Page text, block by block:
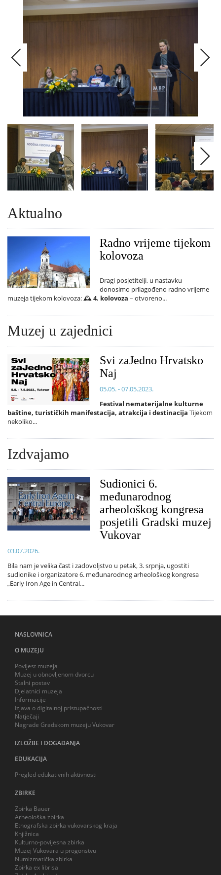
Aktualno
Radno vrijeme tijekom
kolovoza
Dragi posjetitelji, u nastavku
donosimo prilagođeno radno vrijeme
muzeja tijekom kolovoza: 🕰️4. kolovoza – otvoreno...
Muzej u zajednici
Svi zaJedno Hrvatsko
Naj
05.05. - 07.05.2023.
Festival nematerijalne kulturne
baštine, turističkih manifestacija, atrakcija i destinacija Tijekom
nekoliko...
Izdvajamo
Sudionici 6.
međunarodnog
arheološkog kongresa
posjetili Gradski muzej
Vukovar
03.07.2026.
Bila nam je velika čast i zadovoljstvo u petak, 3. srpnja, ugostiti
sudionike i organizatore 6. međunarodnog arheološkog kongresa
„Early Iron Age in Central...
NASLOVNICA
O MUZEJU
Povijest muzeja
Muzej u obnovljenom dvorcu
Stalni postav
Djelatnici muzeja
Informacije
Izjava o digitalnoj pristupačnosti
Natječaji
Nagrade Gradskom muzeju Vukovar
IZLOŽBE I DOGAĐANJA
EDUKACIJA
Pregled edukativnih aktivnosti
ZBIRKE
Zbirka Bauer
Arheološka zbirka
Etnografska zbirka vukovarskog kraja
Knjižnica
Kulturno-povijesna zbirka
Muzej Vukovara u progonstvu
Numizmatička zbirka
Zbirka ex librisa